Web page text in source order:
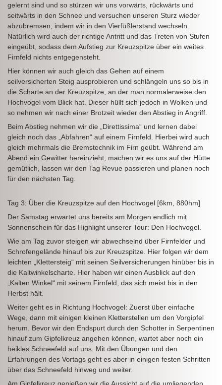
gelernt sind und so stürzen wir uns vorwärts, rückwärts und
seitwärts in den Schnee und versuchen unseren Sturz wieder
abzubremsen, indem wir in den Vierfüßlerstand wechseln.
Natürlich wird auch der richtige Antritt und das Treten von Stufen
eingeübt, sodass dem Aufstieg zur Kreuzspitze über ein weites
Firnfeld nichts entgegensteht.
Hier können wir auch gleich das Gehen auf einem
seilversicherten Steig ausprobieren und schlängeln uns so bis in
die Scharte an der Kreuzspitze, an der man normalerweise den
Hochvogel vom Blick hat. Dieser hüllt sich jedoch in Wolken und
so nehmen wir nach einer Brotzeit wieder den Abstieg in Angriff.
Beim Abstieg nehmen wir die „Direttissima“ und lernen dabei
gleich noch das „Abfahren“ auf einem Firnfeld. Hierbei wird auch
gleich mehrmals die Bremstechnik im Firn geübt. Während am
Abend ein Gewitter hereinzieht, machen wir es uns auf der Hütte
gemütlich, lassen wir den Tag Revue passieren und planen noch
für den nächsten Tag.
Tag 3: Über die Kreuzspitze auf den Hochvogel [6km, 880hm]
Der Samstag erwartet uns bereits am Morgen endlich mit
Sonnenschein für das Highlight unserer Tour: Den Hochvogel.
Wie am Tag zuvor steigen wir abwechselnd über Firnfelder und
Schrofengelände hinauf bis zur Kreuzspitze. Hier folgen wir dem
leichten „Klettersteig“ mit seinen Seilversicherungen hinüber bis in
die Kaltwinkelscharte. Hier haben wir einen Ausblick auf den
„Kalten Winkel“ mit seinem Firnfeld, das sich meist bis in den
Herbst hält.
Weiter geht es in Richtung Hochvogel: Zuerst über einfache
Wege, dann mit einigen kleinen Kletterstellen um den Vorgipfel
herum. Bevor wir den Endspurt durch den Schotter in Serpentinen
hinauf zum Gipfelkreuz angehen können, wartet aber noch ein
heikles Schneefeld auf uns. Mit den Übungen und den
Erfahrungen des Vortags geht es aber in einigen festen Schritten
über das Schneefeld hinweg und weiter.